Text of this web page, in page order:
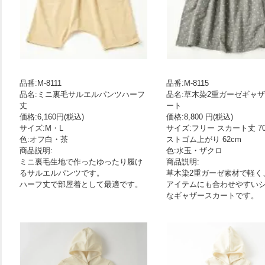
品番:M-8111
品名:ミニ裏毛サルエルパンツハーフ
丈
価格:6,160円(税込)
サイズ:M・L
色:オフ白・茶
商品説明:
ミニ裏毛生地で作ったゆったり履け
るサルエルパンツです。
ハーフ丈で部屋着として最適です。
品番:M-8115
品名:草木染2重ガーゼギャ
ート
価格:8,800 円(税込)
サイズ:フリー スカート丈
ストゴム上がり 62cm
色:水玉・ザクロ
商品説明:
草木染2重ガーゼ素材で軽く
アイテムにも合わせやすい
なギャザースカートです。